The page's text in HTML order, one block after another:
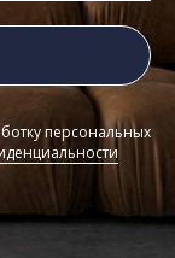
персональных